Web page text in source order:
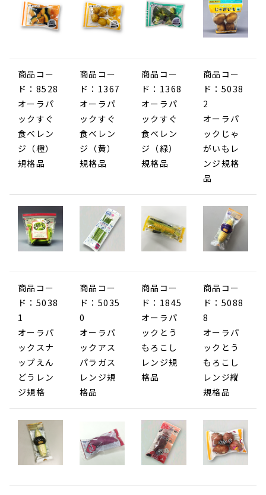
商品コー
ド：8528
オーラパ
ックすぐ
食べレン
ジ（橙）
規格品
商品コー
ド：1367
オーラパ
ックすぐ
食べレン
ジ（黄）
規格品
商品コー
ド：1368
オーラパ
ックすぐ
食べレン
ジ（緑）
規格品
商品コー
ド：5038
2
オーラパ
ックじゃ
がいもレ
ンジ規格
品
商品コー
ド：5038
1
オーラパ
ックスナ
ップえん
どうレン
ジ規格
商品コー
ド：5035
0
オーラパ
ックアス
パラガス
レンジ規
格品
商品コー
ド：1845
オーラパ
ックとう
もろこし
レンジ規
格品
商品コー
ド：5088
8
オーラパ
ックとう
もろこし
レンジ縦
規格品